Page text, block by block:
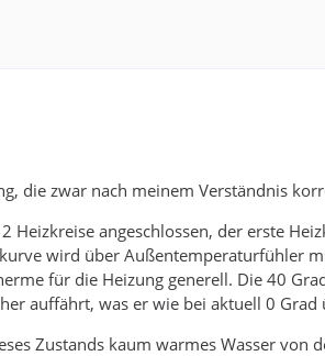
die zwar nach meinem Verständnis
Heizkreise angeschlossen, der erste
wird über Außentemperaturfühler
für die Heizung generell. Die 40
auffährt, was er wie bei aktuell 0
Zustands kaum warmes Wasser